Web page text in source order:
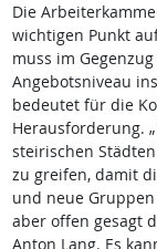
Die
wichtigen Punkt
muss im
Angebotsniveau
bedeutet für die
Herausforderung.
steirischen
zu greifen, damit
und neue
aber offen gesagt
Anton Lang. Es